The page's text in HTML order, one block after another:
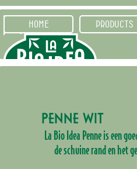
HOME PRODUCTS
PENNE WIT
La Bio Idea Penne is een
de schuine rand en het